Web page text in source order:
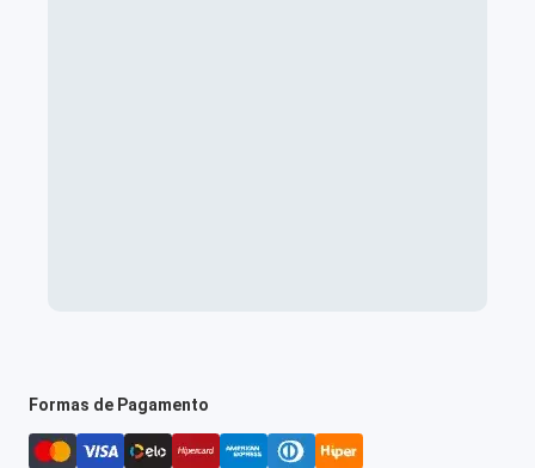
Formas de Pagamento